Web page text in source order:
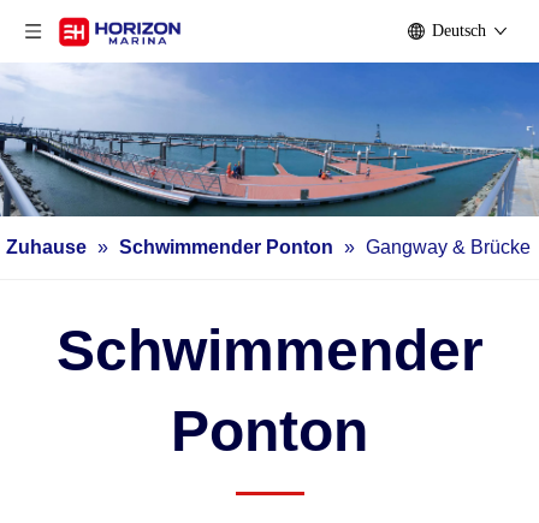
Deutsch
Zuhause » Schwimmender Ponton » Gangway & Brücke
Schwimmender
Ponton